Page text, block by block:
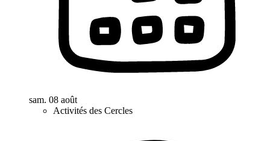
sam. 08 août
Activités des Cercles